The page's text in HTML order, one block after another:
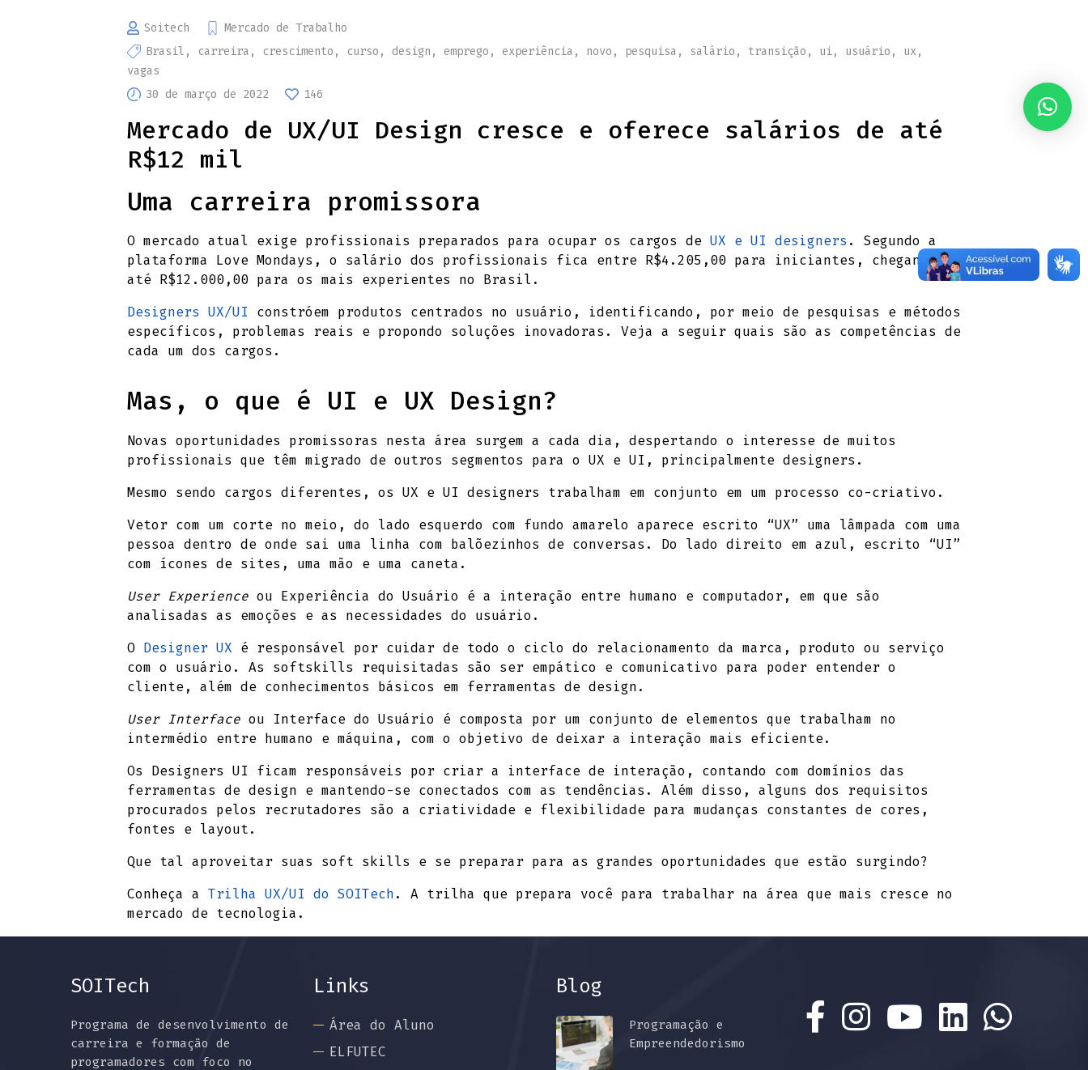
Soitech
Mercado de Trabalho
Brasil , carreira , crescimento , curso , design , emprego , experiência , novo , pesquisa , salário , transição , ui, usuário , ux,
vagas
30 de março de 2022
146
Mercado de UX/UI Design cresce e oferece salários de até
R$12 mil
Uma carreira promissora
O mercado atual exige profissionais preparados para ocupar os cargos de UX e UI designers . Segundo a
plataforma Love Mondays, o salário dos profissionais fica entre R$4.205,00 para iniciantes, chegando
até R$12.000,00 para os mais experientes no Brasil.
Designers UX/UI
constróem produtos centrados no usuário, identificando, por meio de pesquisas e métodos
específicos, problemas reais e propondo soluções inovadoras. Veja a seguir quais são as competências de
cada um dos cargos.
Mas, o que é UI e UX Design?
Novas oportunidades promissoras nesta área surgem a cada dia, despertando o interesse de muitos
profissionais que têm migrado de outros segmentos para o UX e UI, principalmente designers.
Mesmo sendo cargos diferentes, os UX e UI designers trabalham em conjunto em um processo co-criativo.
Vetor com um corte no meio, do lado esquerdo com fundo amarelo aparece escrito “UX” uma lâmpada com uma
pessoa dentro de onde sai uma linha com balõezinhos de conversas. Do lado direito em azul, escrito “UI”
com ícones de sites, uma mão e uma caneta.
User Experience ou Experiência do Usuário é a interação entre humano e computador, em que são
analisadas as emoções e as necessidades do usuário.
O Designer UX é responsável por cuidar de todo o ciclo do relacionamento da marca, produto ou serviço
com o usuário. As softskills requisitadas são ser empático e comunicativo para poder entender o
cliente, além de conhecimentos básicos em ferramentas de design.
User Interface ou Interface do Usuário é composta por um conjunto de elementos que trabalham no
intermédio entre humano e máquina, com o objetivo de deixar a interação mais eficiente.
Os Designers UI ficam responsáveis por criar a interface de interação, contando com domínios das
ferramentas de design e mantendo-se conectados com as tendências. Além disso, alguns dos requisitos
procurados pelos recrutadores são a criatividade e flexibilidade para mudanças constantes de cores,
fontes e layout.
Que tal aproveitar suas soft skills e se preparar para as grandes oportunidades que estão surgindo?
Conheça a Trilha UX/UI do SOITech . A trilha que prepara você para trabalhar na área que mais cresce no
mercado de tecnologia.
SOITech
Programa de desenvolvimento de
carreira e formação de
programadores com foco no
Links
Área do Aluno
ELFUTEC
Blog
Programação e
Empreendedorismo